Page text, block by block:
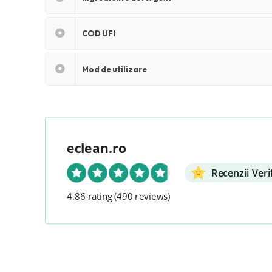
COD UFI
Mod de utilizare
eclean.ro
Recenzii
4.86 rating(490 reviews)